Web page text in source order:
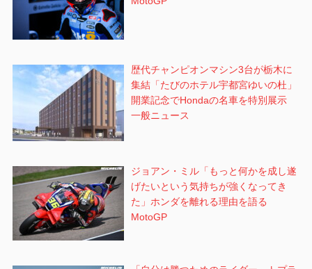
歴代チャンピオンマシン3台が栃木に
集結「たびのホテル宇都宮ゆいの杜」
開業記念でHondaの名車を特別展示
一般ニュース
ジョアン・ミル「もっと何かを成し遂
げたいという気持ちが強くなってき
た」ホンダを離れる理由を語る
MotoGP